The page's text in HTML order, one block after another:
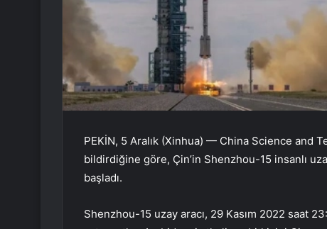
PEKİN, 5 Aralık (Xinhua) — China Science and
bildirdiğine göre, Çin’in Shenzhou-15 insanlı
başladı.
Shenzhou-15 uzay aracı, 29 Kasım 2022 saat